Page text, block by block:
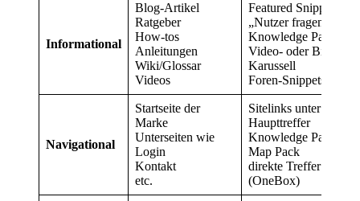
Informational
Blog-Artikel
Ratgeber
How-tos
Anleitungen
Wiki/Glossar
Videos
Featured Snippet
„Nutzer fragen auch“
Knowledge Panel
Video- oder Bilder-
Karussell
Foren-Snippets
Navigational
Startseite der
Marke
Unterseiten wie
Login
Kontakt
etc.
Sitelinks unter dem
Haupttreffer
Knowledge Panel
Map Pack
direkte Treffer
(OneBox)